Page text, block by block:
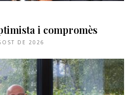
i compromès
DE 2026